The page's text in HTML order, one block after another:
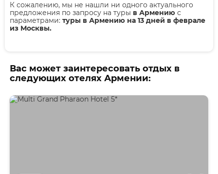
К сожалению, мы не нашли ни одного актуального
предложения по запросу на туры в Армению с
параметрами: туры в Армению на 13 дней в феврале
из Москвы.
Вас может заинтересовать отдых в
следующих отелях Армении: